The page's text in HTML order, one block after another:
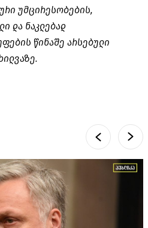
უმცირესობების,
და ნაკლებად
წინაშე არსებული